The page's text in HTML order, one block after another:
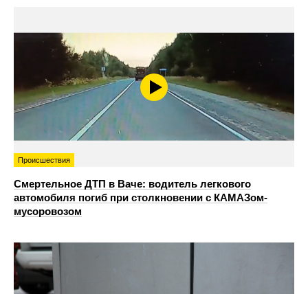
Происшествия
Смертельное ДТП в Ваче: водитель легкового
автомобиля погиб при столкновении с КАМАЗом-
мусоровозом